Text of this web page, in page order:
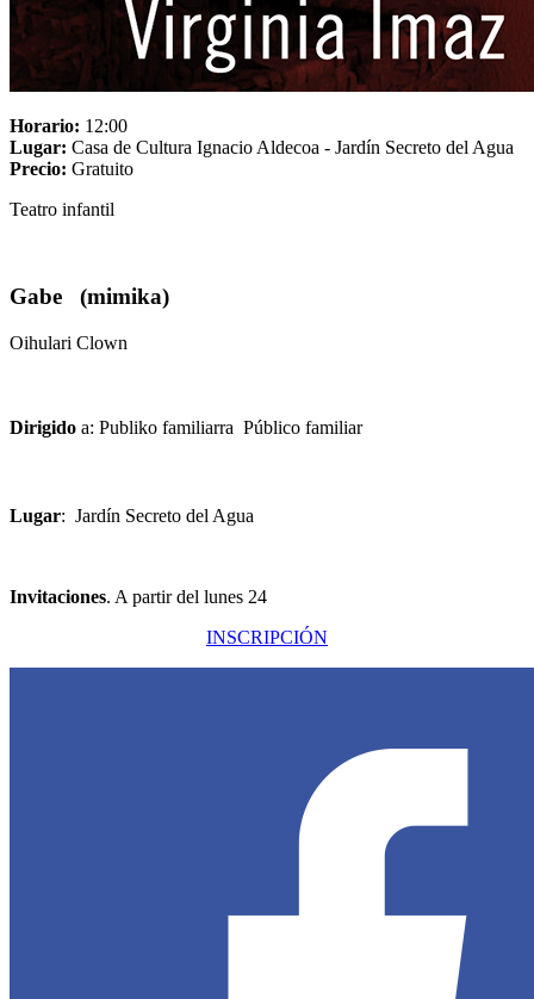
Horario: 12:00
Lugar: Casa de Cultura Ignacio Aldecoa - Jardín Secreto del Agua
Precio: Gratuito
Teatro infantil
Gabe (mimika)
Oihulari Clown
Dirigido a: Publiko familiarra  Público familiar
Lugar: Jardín Secreto del Agua
Invitaciones. A partir del lunes 24
INSCRIPCIÓN